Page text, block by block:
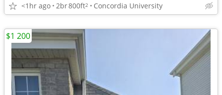
<1hr ago 2br800ft2 Concordia University
$1 200